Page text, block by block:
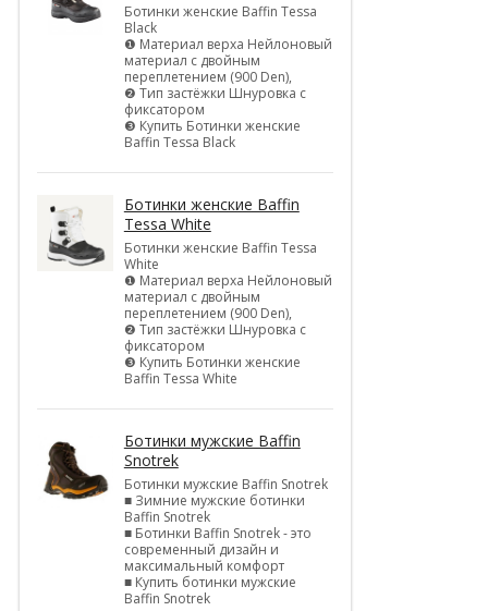
Ботинки женские Baffin Tessa
Black
❶ Материал верха Нейлоновый
материал с двойным
переплетением (900 Den),
❷ Тип застёжки Шнуровка с
фиксатором
❸ Купить Ботинки женские
Baffin Tessa Black
Ботинки женские Baffin
Tessa White
Ботинки женские Baffin Tessa
White
❶ Материал верха Нейлоновый
материал с двойным
переплетением (900 Den),
❷ Тип застёжки Шнуровка с
фиксатором
❸ Купить Ботинки женские
Baffin Tessa White
Ботинки мужские Baffin
Snotrek
Ботинки мужские Baffin Snotrek
■ Зимние мужские ботинки
Baffin Snotrek
■ Ботинки Baffin Snotrek - это
современный дизайн и
максимальный комфорт
■ Купить ботинки мужские
Baffin Snotrek